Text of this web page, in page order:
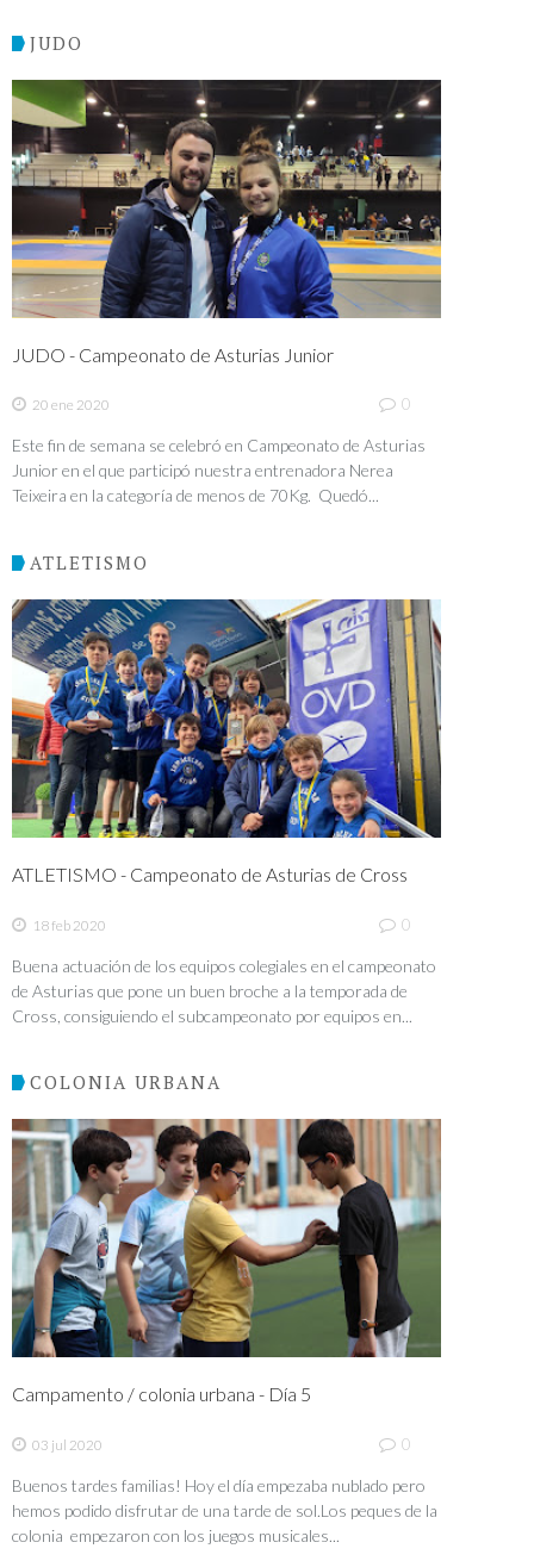
JUDO
JUDO - Campeonato de Asturias Junior
20 ene 2020 0
Este fin de semana se celebró en Campeonato de Asturias
Junior en el que participó nuestra entrenadora Nerea
Teixeira en la categoría de menos de 70Kg. Quedó...
ATLETISMO
ATLETISMO - Campeonato de Asturias de Cross
18 feb 2020 0
Buena actuación de los equipos colegiales en el campeonato
de Asturias que pone un buen broche a la temporada de
Cross, consiguiendo el subcampeonato por equipos en...
COLONIA URBANA
Campamento / colonia urbana - Día 5
03 jul 2020 0
Buenos tardes familias! Hoy el día empezaba nublado pero
hemos podido disfrutar de una tarde de sol.Los peques de la
colonia empezaron con los juegos musicales...